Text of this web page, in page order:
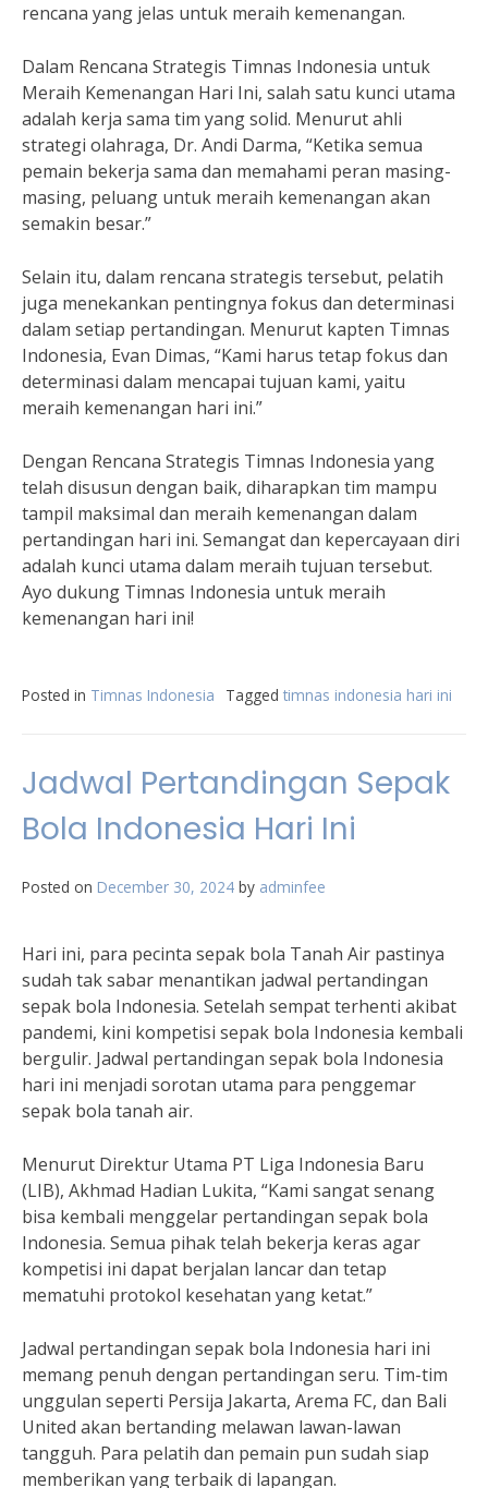
rencana yang jelas untuk meraih kemenangan.
Dalam Rencana Strategis Timnas Indonesia untuk
Meraih Kemenangan Hari Ini, salah satu kunci utama
adalah kerja sama tim yang solid. Menurut ahli
strategi olahraga, Dr. Andi Darma, “Ketika semua
pemain bekerja sama dan memahami peran masing-
masing, peluang untuk meraih kemenangan akan
semakin besar.”
Selain itu, dalam rencana strategis tersebut, pelatih
juga menekankan pentingnya fokus dan determinasi
dalam setiap pertandingan. Menurut kapten Timnas
Indonesia, Evan Dimas, “Kami harus tetap fokus dan
determinasi dalam mencapai tujuan kami, yaitu
meraih kemenangan hari ini.”
Dengan Rencana Strategis Timnas Indonesia yang
telah disusun dengan baik, diharapkan tim mampu
tampil maksimal dan meraih kemenangan dalam
pertandingan hari ini. Semangat dan kepercayaan diri
adalah kunci utama dalam meraih tujuan tersebut.
Ayo dukung Timnas Indonesia untuk meraih
kemenangan hari ini!
Posted in Timnas Indonesia Tagged timnas indonesia hari ini
Jadwal Pertandingan Sepak
Bola Indonesia Hari Ini
Posted on December 30, 2024 by adminfee
Hari ini, para pecinta sepak bola Tanah Air pastinya
sudah tak sabar menantikan jadwal pertandingan
sepak bola Indonesia. Setelah sempat terhenti akibat
pandemi, kini kompetisi sepak bola Indonesia kembali
bergulir. Jadwal pertandingan sepak bola Indonesia
hari ini menjadi sorotan utama para penggemar
sepak bola tanah air.
Menurut Direktur Utama PT Liga Indonesia Baru
(LIB), Akhmad Hadian Lukita, “Kami sangat senang
bisa kembali menggelar pertandingan sepak bola
Indonesia. Semua pihak telah bekerja keras agar
kompetisi ini dapat berjalan lancar dan tetap
mematuhi protokol kesehatan yang ketat.”
Jadwal pertandingan sepak bola Indonesia hari ini
memang penuh dengan pertandingan seru. Tim-tim
unggulan seperti Persija Jakarta, Arema FC, dan Bali
United akan bertanding melawan lawan-lawan
tangguh. Para pelatih dan pemain pun sudah siap
memberikan yang terbaik di lapangan.